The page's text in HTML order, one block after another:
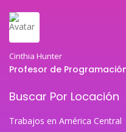
Cinthia Hunter
Profesor de
Buscar Por Locación
Trabajos en América Central